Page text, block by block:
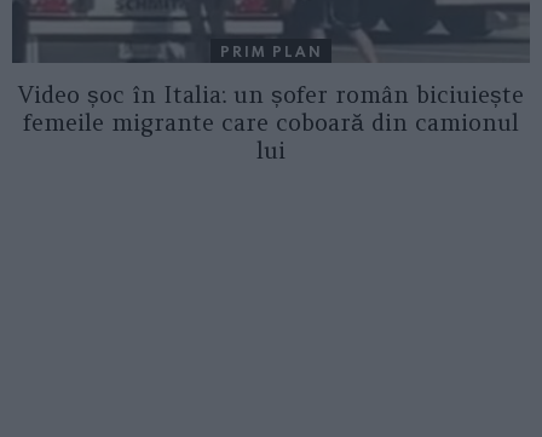
PRIM PLAN
Video șoc în Italia: un șofer român biciuiește
femeile migrante care coboară din camionul
lui